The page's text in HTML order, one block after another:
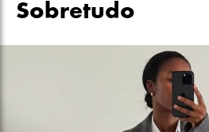
Sobretudo